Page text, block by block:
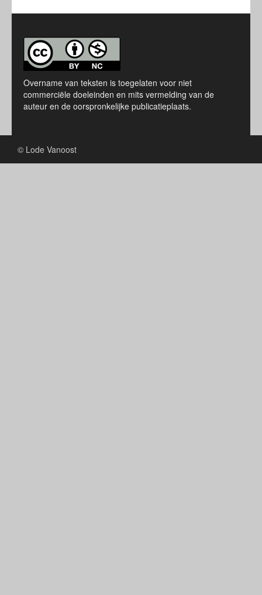
Overname van teksten is toegelaten voor niet
commerciële doeleinden en mits vermelding van de
auteur en de oorspronkelijke publicatieplaats.
© Lode Vanoost